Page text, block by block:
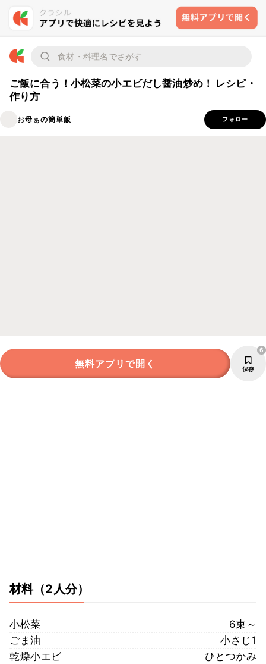
ご飯に合う！小松菜の小エビだし醤油炒め！ レシピ・
作り方
お母ぁの簡単飯 フォロー
無料アプリで開く 保存
6
材料（2人分）
小松菜
6束～
ごま油
小さじ1
乾燥小エビ
ひとつかみ